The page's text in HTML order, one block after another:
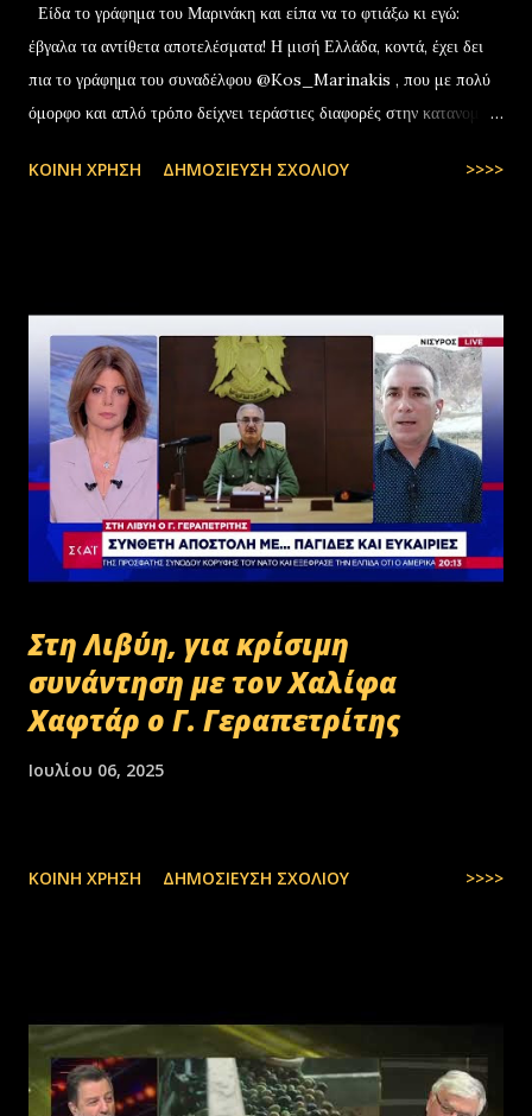
Είδα το γράφημα του Μαρινάκη και είπα να το φτιάξω κι εγώ:
έβγαλα τα αντίθετα αποτελέσματα! Η μισή Ελλάδα, κοντά, έχει δει
πια το γράφημα του συναδέλφου @Kos_Marinakis , που με πολύ
όμορφο και απλό τρόπο δείχνει τεράστιες διαφορές στην κατανομή
— Stefanos Tyros (@StefanosTyros) July 11, 2025
ΚΟΙΝΉ ΧΡΉΣΗ ΔΗΜΟΣΊΕΥΣΗ ΣΧΟΛΊΟΥ >>>>
Στη Λιβύη, για κρίσιμη
συνάντηση με τον Χαλίφα
Χαφτάρ ο Γ. Γεραπετρίτης
Ιουλίου 06, 2025
ΚΟΙΝΉ ΧΡΉΣΗ ΔΗΜΟΣΊΕΥΣΗ ΣΧΟΛΊΟΥ >>>>